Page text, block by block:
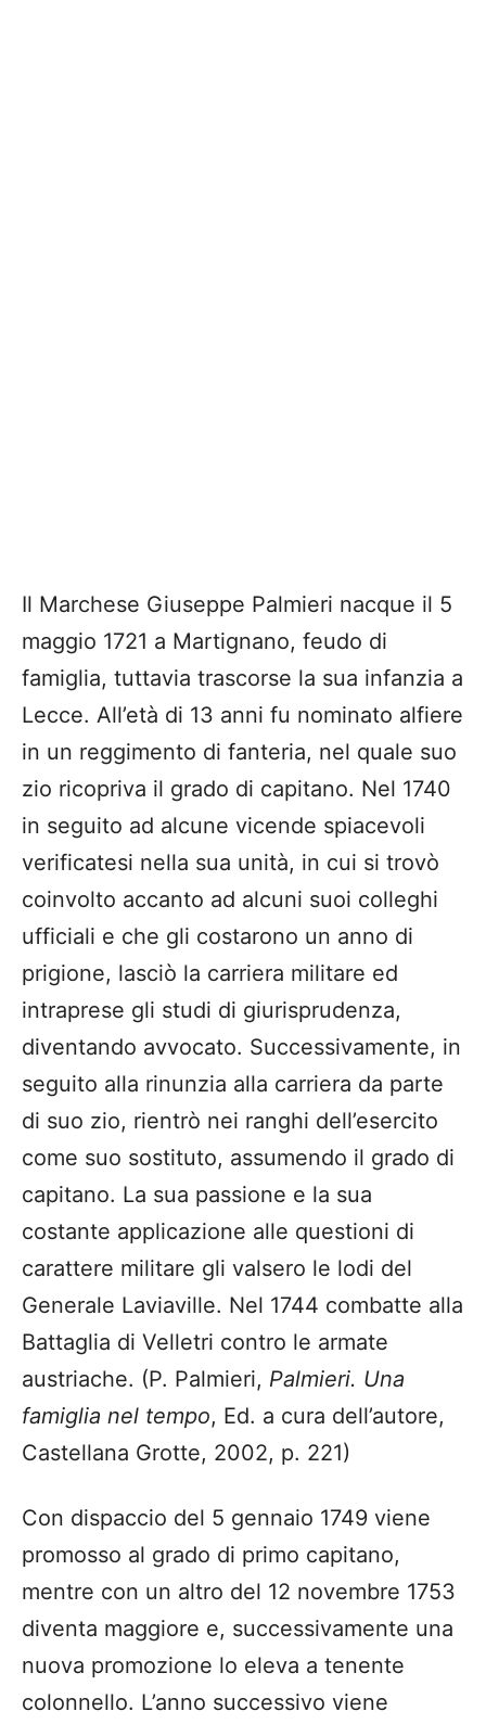
Il Marchese Giuseppe Palmieri nacque il 5
maggio 1721 a Martignano, feudo di
famiglia, tuttavia trascorse la sua infanzia a
Lecce. All’età di 13 anni fu nominato alfiere
in un reggimento di fanteria, nel quale suo
zio ricopriva il grado di capitano. Nel 1740
in seguito ad alcune vicende spiacevoli
verificatesi nella sua unità, in cui si trovò
coinvolto accanto ad alcuni suoi colleghi
ufficiali e che gli costarono un anno di
prigione, lasciò la carriera militare ed
intraprese gli studi di giurisprudenza,
diventando avvocato. Successivamente, in
seguito alla rinunzia alla carriera da parte
di suo zio, rientrò nei ranghi dell’esercito
come suo sostituto, assumendo il grado di
capitano. La sua passione e la sua
costante applicazione alle questioni di
carattere militare gli valsero le lodi del
Generale Laviaville. Nel 1744 combatte alla
Battaglia di Velletri contro le armate
austriache. (P. Palmieri, Palmieri. Una
famiglia nel tempo, Ed. a cura dell’autore,
Castellana Grotte, 2002, p. 221)
Con dispaccio del 5 gennaio 1749 viene
promosso al grado di primo capitano,
mentre con un altro del 12 novembre 1753
diventa maggiore e, successivamente una
nuova promozione lo eleva a tenente
colonnello. L’anno successivo viene